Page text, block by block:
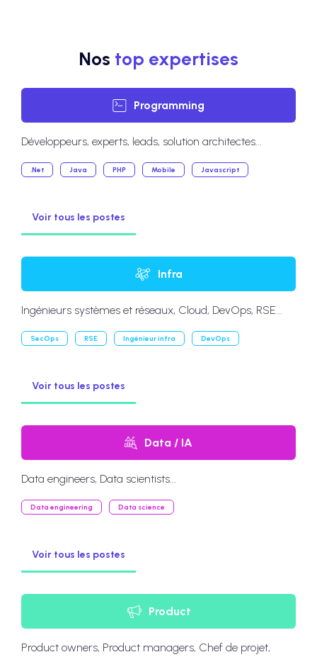
Nos top expertises
Programming
Développeurs, experts, leads, solution architectes...
.Net Java PHP Mobile Javascript
Voir tous les postes
Infra
Ingénieurs systèmes et réseaux, Cloud, DevOps, RSE...
SecOps RSE Ingénieur infra DevOps
Voir tous les postes
Data / IA
Data engineers, Data scientists...
Data engineering Data science
Voir tous les postes
Product
Product owners, Product managers, Chef de projet,